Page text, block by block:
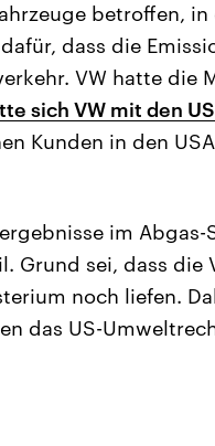
betroffen,
dass die
VW hatte die
sich VW mit den
Kunden in den
im Abgas-
Grund sei, dass die
noch liefen.
das US-